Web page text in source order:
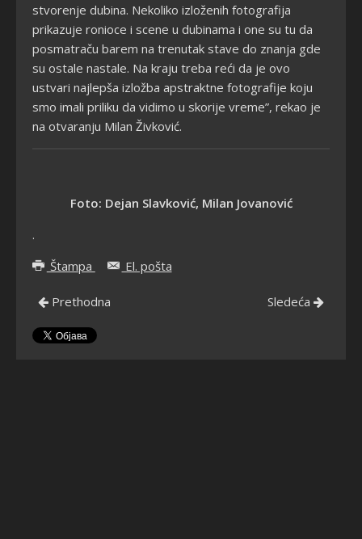
stvorenje dubina. Nekoliko izloženih fotografija
prikazuje ronioce i scene u dubinama i one su tu da
posmatraču barem na trenutak stave do znanja gde
su ostale nastale. Na kraju treba reći da je ovo
ustvari najlepša izložba apstraktne fotografije koju
smo imali priliku da vidimo u skorije vreme”, rekao je
na otvaranju Milan Živković.
Foto: Dejan Slavković, Milan Jovanović
.
Štampa
El. pošta
Prethodna Sledeća